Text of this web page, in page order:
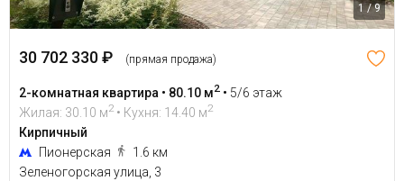
1 / 9
30 702 330 ₽ (прямая продажа)
2-комнатная квартира • 80.10 м2 • 5/6 этаж
Жилая: 30.10 м2 • Кухня: 14.40 м2
Кирпичный
Пионерская
1.6 км
Зеленогорская улица, 3